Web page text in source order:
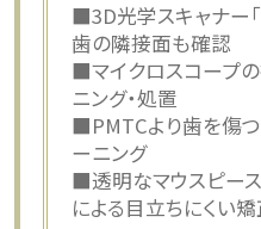
■3D光学スキャナー
歯の隣接面も確認
■マイクロスコープ
ニング・処置
■PMTCより歯を傷
ーニング
■透明なマウスピース
による目立ちにくい